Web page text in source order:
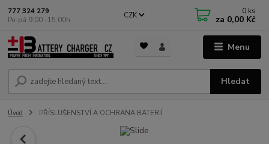
Menu
CZK
Hledat
777 324 279
Po-pá 9:00 -15:00h
0 ks
za 0,00 Kč
Úvod PŘÍSLUŠENSTVÍ A OCHRANA BATERIÍ